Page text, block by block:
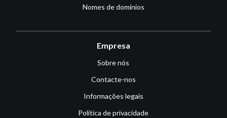
Nomes de domínios
Empresa
Sobre nós
Contacte-nos
Informações legais
Política de privacidade